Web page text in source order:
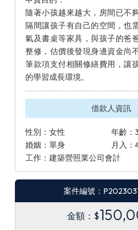
隨著小孩越來越大，房間已不
隔間讓孩子有自己的空間，也
氣及書桌等家具，與孩子的爸
整修，估價後發現身邊資金尚
筆款項支付相關修繕費用，讓
的學習成長環境。
借款人資訊
性別：女性
年齡：
婚姻：單身
月入：
工作：建築營照業公司會計
案件編號：
金額：$